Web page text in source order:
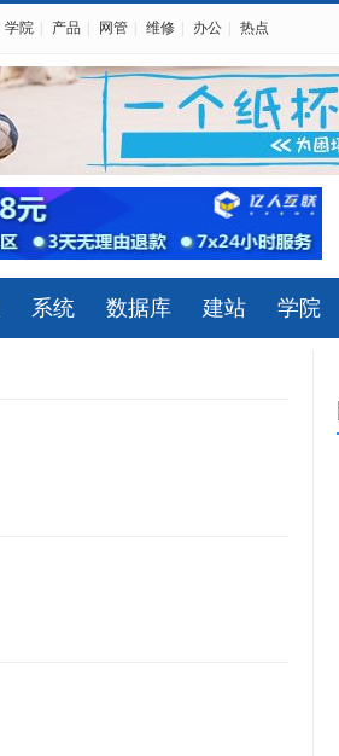
学院 产品 网管 维修 办公 热点
系统 数据库 建站 学院